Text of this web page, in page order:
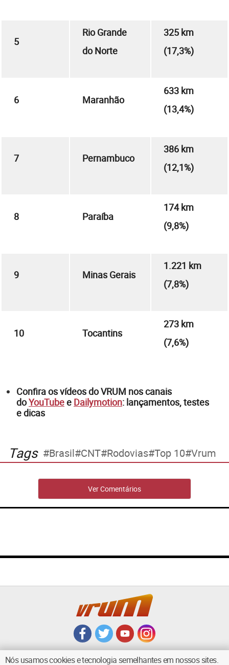
5
Rio Grande
do Norte
325 km
(17,3%)
6 Maranhão
633 km
(13,4%)
7 Pernambuco
386 km
(12,1%)
8 Paraíba
174 km
(9,8%)
9 Minas Gerais
1.221 km
(7,8%)
10 Tocantins
273 km
(7,6%)
Confira os vídeos do VRUM nos canais
doYouTubee Dailymotion: lançamentos, testes
e dicas
Tags Brasil CNT Rodovias Top 10 Vrum
Ver Comentários
Nós usamos cookies e tecnologia semelhantes em nossos sites.